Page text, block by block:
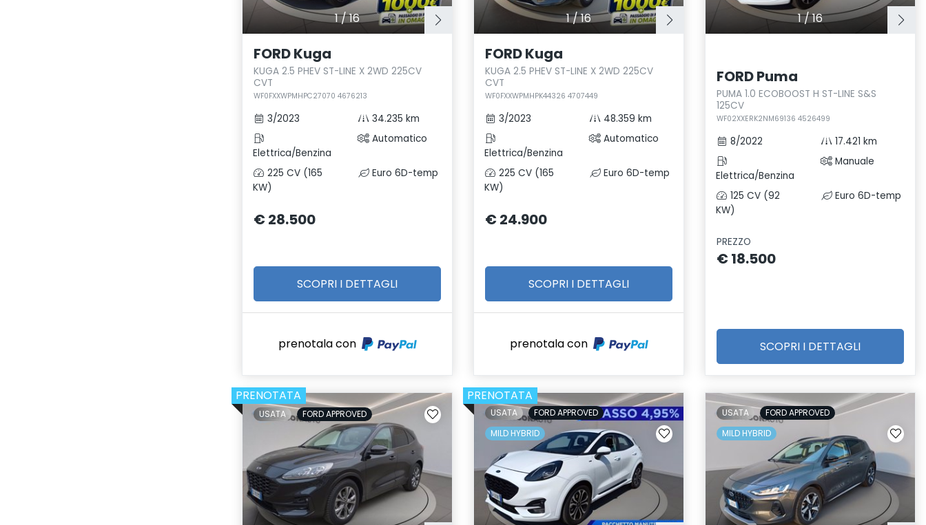
1/16
FORD Kuga
KUGA 2.5 PHEV ST-LINE X 2WD 225CV
CVT
WF0FXXWPMHPC27070 4676213
3/2023 34.235 km
Elettrica/Benzina
Automatico
225 CV (165
KW)
Euro 6D-temp
€ 28.500
SCOPRI I DETTAGLI
prenotala con
1/16
FORD Kuga
KUGA 2.5 PHEV ST-LINE X 2WD 225CV
CVT
WF0FXXWPMHPK44326 4707449
3/2023 48.359 km
Elettrica/Benzina
Automatico
225 CV (165
KW)
Euro 6D-temp
€ 24.900
SCOPRI I DETTAGLI
prenotala con
1/16
FORD Puma
PUMA 1.0 ECOBOOST H ST-LINE S&S
125CV
WF02XXERK2NM69136 4526499
8/2022 17.421 km
Elettrica/Benzina
Manuale
125 CV (92
KW)
Euro 6D-temp
PREZZO
€ 18.500
SCOPRI I DETTAGLI
PRENOTATA
USATA FORD APPROVED
PRENOTATA
USATA
FORD APPROVED
MILD HYBRID
USATA
FORD APPROVED
MILD HYBRID